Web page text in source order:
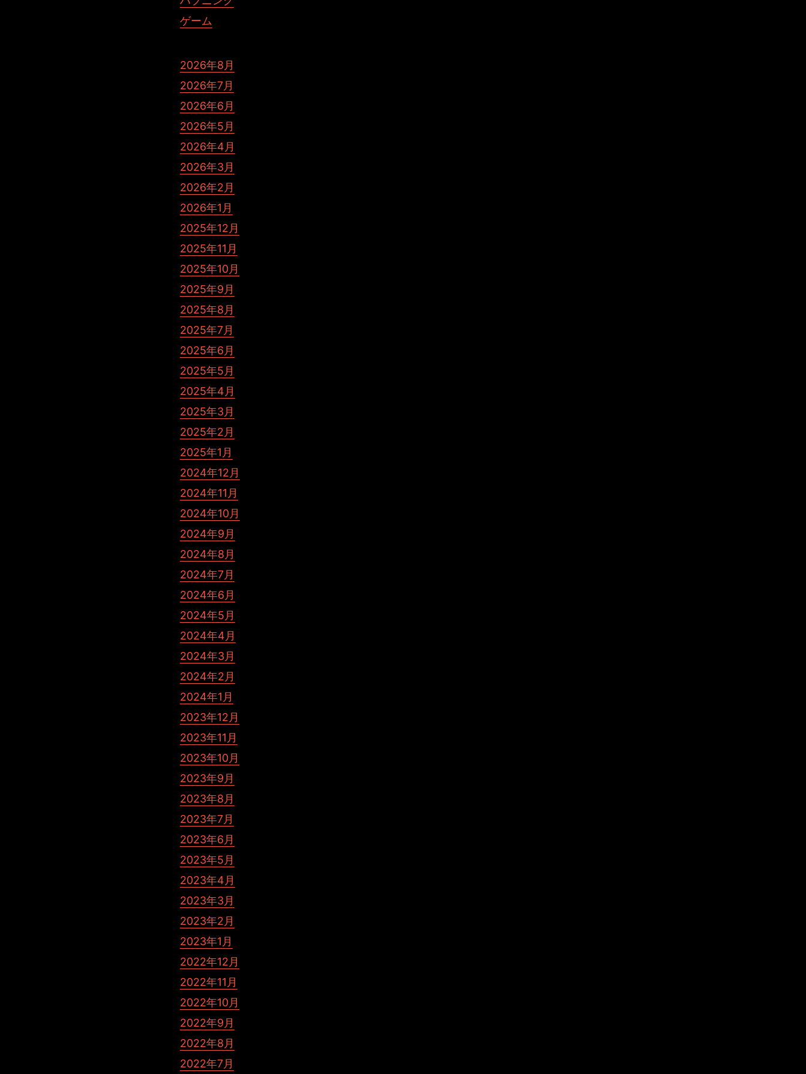
ゲーム
2026年8月
2026年7月
2026年6月
2026年5月
2026年4月
2026年3月
2026年2月
2026年1月
2025年12月
2025年11月
2025年10月
2025年9月
2025年8月
2025年7月
2025年6月
2025年5月
2025年4月
2025年3月
2025年2月
2025年1月
2024年12月
2024年11月
2024年10月
2024年9月
2024年8月
2024年7月
2024年6月
2024年5月
2024年4月
2024年3月
2024年2月
2024年1月
2023年12月
2023年11月
2023年10月
2023年9月
2023年8月
2023年7月
2023年6月
2023年5月
2023年4月
2023年3月
2023年2月
2023年1月
2022年12月
2022年11月
2022年10月
2022年9月
2022年8月
2022年7月